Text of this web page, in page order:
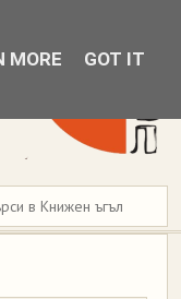
MORE GOT IT